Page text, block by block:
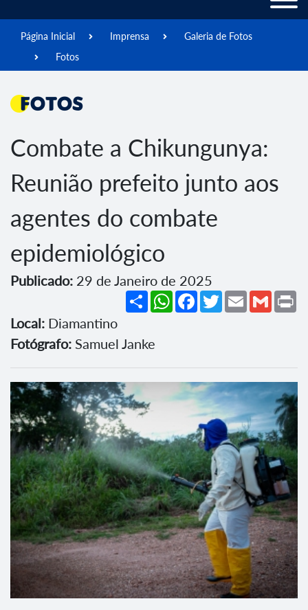
Página Inicial Imprensa
Galeria de Fotos
Fotos
Fotos
Combate a Chikungunya:
Reunião prefeito junto aos
agentes do combate
epidemiológico
Publicado: 29 de Janeiro de 2025
ShareWhatsApp
Facebook
TwitterEmailGmail
Local: Diamantino
Fotógrafo: Samuel Janke